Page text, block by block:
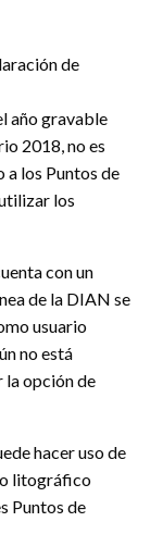
de
año gravable
2018, no es
a los Puntos de
los
con un
de la DIAN se
usuario
no está
la opción de
hacer uso de
litográfico
Puntos de